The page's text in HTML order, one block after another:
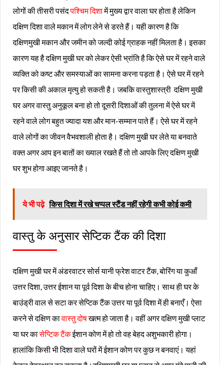
लोगों की तीसरी पसंदपश्चिम दिशामें मुख्य द्वार वाला घर होता है लेकिन
दक्षिण दिशा वाले मकान में लोग लेने से डरते हैं। यही कारण है कि
दक्षिणमुखी मकान और जमीन को जल्दी कोई ग्राहक नहीं मिलता है। इसका
कारण यह है दक्षिण मुखी घर को लेकर ऐसी भ्रांति है कि ऐसे घर में रहने वाले
व्यक्ति को कष्ट और समस्याओं का सामना करना पड़ता है। ऐसे घर में रहने
पर किसी की अकाल मृत्यु हो सकती है। जबकि वास्तुशास्त्री दक्षिण मुखी
घर अगर वास्तु अनुकूल बना हो तो दूसरी दिशाओं की तुलना में ऐसे घर में
रहने वाले लोग बहुत ज्यादा यश और मान-सम्मान पाते हैं। ऐसे घर में रहने
वाले लोगों का जीवन वैभवशाली होता है। दक्षिण मुखी घर लेते या बनवाते
वक्त अगर आप इन बातों का ख्याल रखते हैं तो तो आपके लिए दक्षिण मुखी
घर शुभ होगा आइए जानते है।
ये भी पढ़े किस दिशा में रखे चप्पल स्टैंड नहीं रहेगी कभी कोई कमी
वास्तु के अनुसार सेप्टिक टैंक की दिशा
दक्षिण मुखी घर में अंडरवाटर सोर्स यानी फ्रेश वाटर टैंक, बोरिंग या कुआँ
उत्तर दिशा, उत्तर ईशान या पूर्व दिशा के बीच होना चाहिए। साथ ही घर के
बाउंड्री वाल से सटा कर सेप्टिक टैंक उत्तर या पूर्व दिशा में ही बनाएँ। ऐसा
करने से दक्षिण कावास्तु दोषखत्म हो जाता है। वहीं अगर दक्षिण मुखी प्लाट
या घर कासेप्टिक टैंकईशान कोण में हो तो वह बेहद अशुभकारी होगा।
हालांकि किसी भी दिशा वाले घरों में ईशान कोण पर कुछ न बनवाएं। यहां